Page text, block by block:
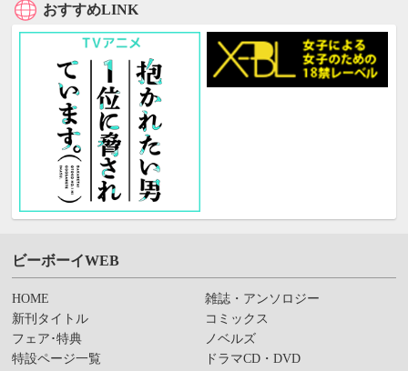
おすすめLINK
ビーボーイWEB
HOME
新刊タイトル
フェア･特典
特設ページ一覧
雑誌・アンソロジー
コミックス
ノベルズ
ドラマCD・DVD